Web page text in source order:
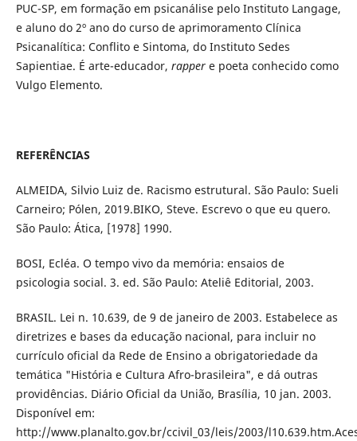
PUC-SP, em formação em psicanálise pelo Instituto Langage,
e aluno do 2º ano do curso de aprimoramento Clínica
Psicanalítica: Conflito e Sintoma, do Instituto Sedes
Sapientiae. É arte-educador, rappere poeta conhecido como
Vulgo Elemento.
REFERÊNCIAS
ALMEIDA, Silvio Luiz de. Racismo estrutural. São Paulo: Sueli
Carneiro; Pólen, 2019.BIKO, Steve. Escrevo o que eu quero.
São Paulo: Ática, [1978] 1990.
BOSI, Ecléa. O tempo vivo da memória: ensaios de
psicologia social. 3. ed. São Paulo: Ateliê Editorial, 2003.
BRASIL. Lei n. 10.639, de 9 de janeiro de 2003. Estabelece as
diretrizes e bases da educação nacional, para incluir no
currículo oficial da Rede de Ensino a obrigatoriedade da
temática "História e Cultura Afro-brasileira", e dá outras
providências. Diário Oficial da União, Brasília, 10 jan. 2003.
Disponível em:
http://www.planalto.gov.br/ccivil_03/leis/2003/